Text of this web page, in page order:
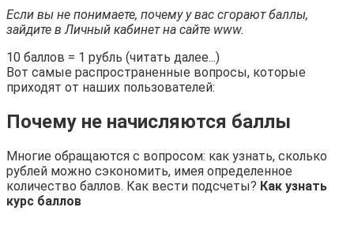
Если вы не понимаете, почему у вас сгорают баллы,
зайдите в Личный кабинет на сайте www.
10 баллов = 1 рубль (читать далее...)
Вот самые распространенные вопросы, которые
приходят от наших пользователей:
Почему не начисляются баллы
Многие обращаются с вопросом: как узнать, сколько
рублей можно сэкономить, имея определенное
количество баллов. Как вести подсчеты? Как узнать
курс баллов